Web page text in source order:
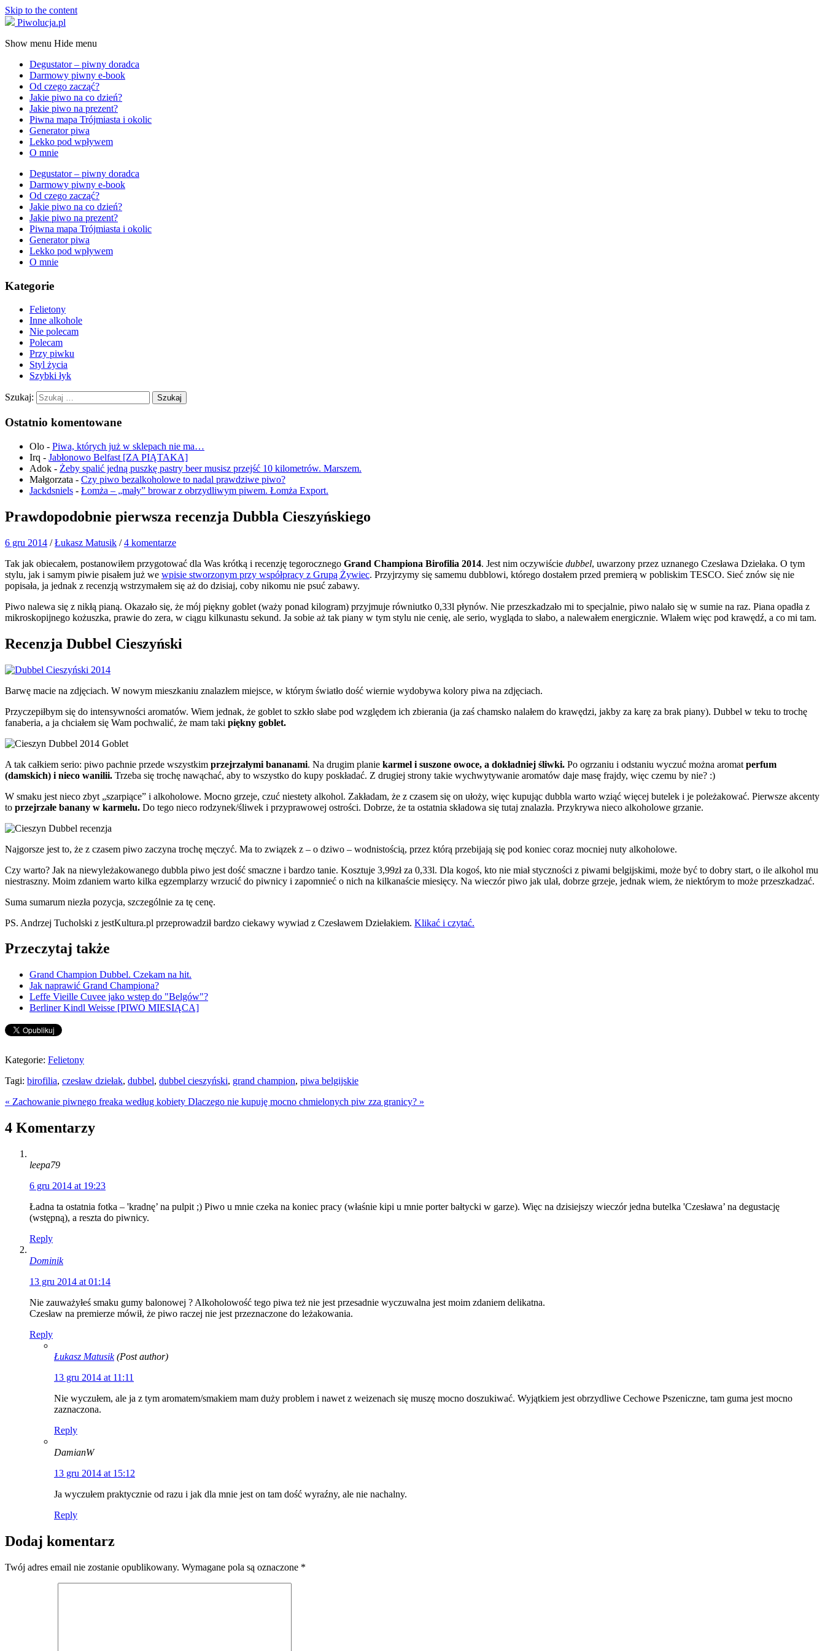
Skip to the content
Piwolucja.pl
Show menu Hide menu
Degustator – piwny doradca
Darmowy piwny e-book
Od czego zacząć?
Jakie piwo na co dzień?
Jakie piwo na prezent?
Piwna mapa Trójmiasta i okolic
Generator piwa
Lekko pod wpływem
O mnie
Degustator – piwny doradca
Darmowy piwny e-book
Od czego zacząć?
Jakie piwo na co dzień?
Jakie piwo na prezent?
Piwna mapa Trójmiasta i okolic
Generator piwa
Lekko pod wpływem
O mnie
Kategorie
Felietony
Inne alkohole
Nie polecam
Polecam
Przy piwku
Styl życia
Szybki łyk
Szukaj:
Ostatnio komentowane
Olo - Piwa, których już w sklepach nie ma…
Irq - Jabłonowo Belfast [ZA PIĄTAKA]
Adok - Żeby spalić jedną puszkę pastry beer musisz przejść 10 kilometrów. Marszem.
Małgorzata - Czy piwo bezalkoholowe to nadal prawdziwe piwo?
Jackdsniels - Łomża – „mały” browar z obrzydliwym piwem. Łomża Export.
Prawdopodobnie pierwsza recenzja Dubbla Cieszyńskiego
6 gru 2014 /Łukasz Matusik /4 komentarze
Tak jak obiecałem, postanowiłem przygotować dla Was krótką i recenzję tegorocznego Grand Championa Birofilia 2014. Jest nim oczywiście dubbel, uwarzony przez uznanego Czesława Dziełaka. O tym
stylu, jak i samym piwie pisałem już we wpisie stworzonym przy współpracy z Grupą Żywiec. Przyjrzymy się samemu dubblowi, którego dostałem przed premierą w pobliskim TESCO. Sieć znów się nie
popisała, ja jednak z recenzją wstrzymałem się aż do dzisiaj, coby nikomu nie psuć zabawy.
Piwo nalewa się z nikłą pianą. Okazało się, że mój piękny goblet (waży ponad kilogram) przyjmuje równiutko 0,33l płynów. Nie przeszkadzało mi to specjalnie, piwo nalało się w sumie na raz. Piana opadła z
mikroskopijnego kożuszka, prawie do zera, w ciągu kilkunastu sekund. Ja sobie aż tak piany w tym stylu nie cenię, ale serio, wygląda to słabo, a nalewałem energicznie. Wlałem więc pod krawędź, a co mi tam.
Recenzja Dubbel Cieszyński
Barwę macie na zdjęciach. W nowym mieszkaniu znalazłem miejsce, w którym światło dość wiernie wydobywa kolory piwa na zdjęciach.
Przyczepiłbym się do intensywności aromatów. Wiem jednak, że goblet to szkło słabe pod względem ich zbierania (ja zaś chamsko nalałem do krawędzi, jakby za karę za brak piany). Dubbel w teku to trochę
fanaberia, a ja chciałem się Wam pochwalić, że mam taki piękny goblet.
A tak całkiem serio: piwo pachnie przede wszystkim przejrzałymi bananami. Na drugim planie karmel i suszone owoce, a dokładniej śliwki. Po ogrzaniu i odstaniu wyczuć można aromat perfum
(damskich) i nieco wanilii. Trzeba się trochę nawąchać, aby to wszystko do kupy poskładać. Z drugiej strony takie wychwytywanie aromatów daje masę frajdy, więc czemu by nie? :)
W smaku jest nieco zbyt „szarpiące” i alkoholowe. Mocno grzeje, czuć niestety alkohol. Zakładam, że z czasem się on ułoży, więc kupując dubbla warto wziąć więcej butelek i je poleżakować. Pierwsze akcenty
to przejrzałe banany w karmelu. Do tego nieco rodzynek/śliwek i przyprawowej ostrości. Dobrze, że ta ostatnia składowa się tutaj znalazła. Przykrywa nieco alkoholowe grzanie.
Najgorsze jest to, że z czasem piwo zaczyna trochę męczyć. Ma to związek z – o dziwo – wodnistością, przez którą przebijają się pod koniec coraz mocniej nuty alkoholowe.
Czy warto? Jak na niewyleżakowanego dubbla piwo jest dość smaczne i bardzo tanie. Kosztuje 3,99zł za 0,33l. Dla kogoś, kto nie miał styczności z piwami belgijskimi, może być to dobry start, o ile alkohol mu
niestraszny. Moim zdaniem warto kilka egzemplarzy wrzucić do piwnicy i zapomnieć o nich na kilkanaście miesięcy. Na wieczór piwo jak ulał, dobrze grzeje, jednak wiem, że niektórym to może przeszkadzać.
Suma sumarum niezła pozycja, szczególnie za tę cenę.
PS. Andrzej Tucholski z jestKultura.pl przeprowadził bardzo ciekawy wywiad z Czesławem Dziełakiem. Klikać i czytać.
Przeczytaj także
Grand Champion Dubbel. Czekam na hit.
Jak naprawić Grand Championa?
Leffe Vieille Cuvee jako wstęp do "Belgów"?
Berliner Kindl Weisse [PIWO MIESIĄCA]
Kategorie: Felietony
Tagi: birofilia, czesław dziełak, dubbel, dubbel cieszyński, grand champion, piwa belgijskie
« Zachowanie piwnego freaka według kobiety Dlaczego nie kupuję mocno chmielonych piw zza granicy? »
4 Komentarzy
leepa79
6 gru 2014 at 19:23
Ładna ta ostatnia fotka – 'kradnę’ na pulpit ;) Piwo u mnie czeka na koniec pracy (właśnie kipi u mnie porter bałtycki w garze). Więc na dzisiejszy wieczór jedna butelka 'Czesława’ na degustację
(wstępną), a reszta do piwnicy.
Reply
Dominik
13 gru 2014 at 01:14
Nie zauważyłeś smaku gumy balonowej ? Alkoholowość tego piwa też nie jest przesadnie wyczuwalna jest moim zdaniem delikatna.
Czesław na premierze mówił, że piwo raczej nie jest przeznaczone do leżakowania.
Reply
Łukasz Matusik (Post author)
13 gru 2014 at 11:11
Nie wyczułem, ale ja z tym aromatem/smakiem mam duży problem i nawet z weizenach się muszę mocno doszukiwać. Wyjątkiem jest obrzydliwe Cechowe Pszeniczne, tam guma jest mocno
zaznaczona.
Reply
DamianW
13 gru 2014 at 15:12
Ja wyczułem praktycznie od razu i jak dla mnie jest on tam dość wyraźny, ale nie nachalny.
Reply
Dodaj komentarz
Twój adres email nie zostanie opublikowany. Wymagane pola są oznaczone *